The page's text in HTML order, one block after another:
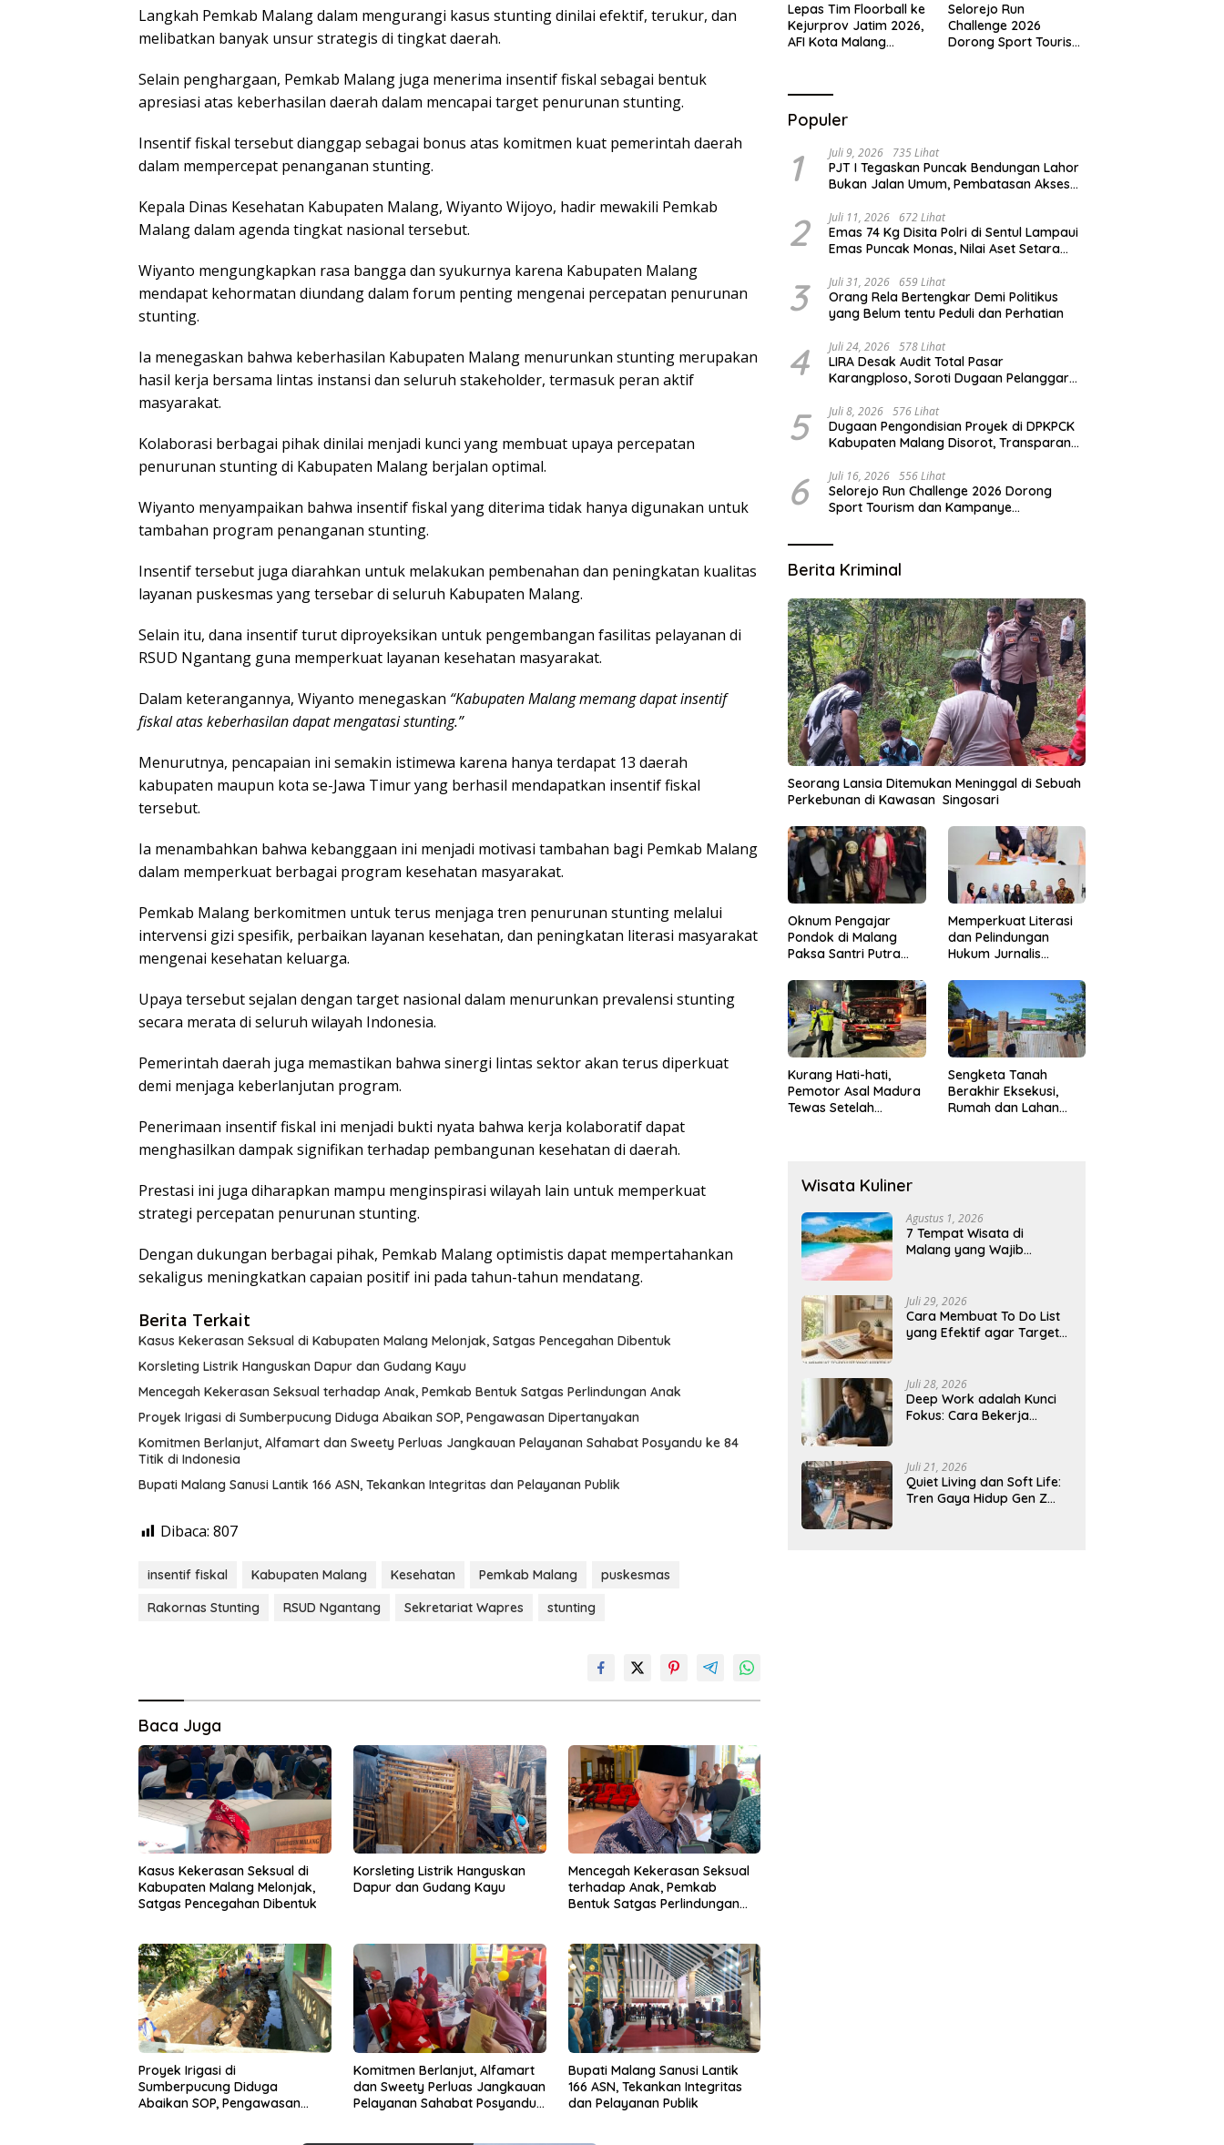
Langkah Pemkab Malang dalam mengurangi kasus stunting dinilai efektif, terukur, dan
melibatkan banyak unsur strategis di tingkat daerah.
Selain penghargaan, Pemkab Malang juga menerima insentif fiskal sebagai bentuk
apresiasi atas keberhasilan daerah dalam mencapai target penurunan stunting.
Insentif fiskal tersebut dianggap sebagai bonus atas komitmen kuat pemerintah daerah
dalam mempercepat penanganan stunting.
Kepala Dinas Kesehatan Kabupaten Malang, Wiyanto Wijoyo, hadir mewakili Pemkab
Malang dalam agenda tingkat nasional tersebut.
Wiyanto mengungkapkan rasa bangga dan syukurnya karena Kabupaten Malang
mendapat kehormatan diundang dalam forum penting mengenai percepatan penurunan
stunting.
Ia menegaskan bahwa keberhasilan Kabupaten Malang menurunkan stunting merupakan
hasil kerja bersama lintas instansi dan seluruh stakeholder, termasuk peran aktif
masyarakat.
Kolaborasi berbagai pihak dinilai menjadi kunci yang membuat upaya percepatan
penurunan stunting di Kabupaten Malang berjalan optimal.
Wiyanto menyampaikan bahwa insentif fiskal yang diterima tidak hanya digunakan untuk
tambahan program penanganan stunting.
Insentif tersebut juga diarahkan untuk melakukan pembenahan dan peningkatan kualitas
layanan puskesmas yang tersebar di seluruh Kabupaten Malang.
Selain itu, dana insentif turut diproyeksikan untuk pengembangan fasilitas pelayanan di
RSUD Ngantang guna memperkuat layanan kesehatan masyarakat.
Dalam keterangannya, Wiyanto menegaskan “Kabupaten Malang memang dapat insentif
fiskal atas keberhasilan dapat mengatasi stunting.”
Menurutnya, pencapaian ini semakin istimewa karena hanya terdapat 13 daerah
kabupaten maupun kota se-Jawa Timur yang berhasil mendapatkan insentif fiskal
tersebut.
Ia menambahkan bahwa kebanggaan ini menjadi motivasi tambahan bagi Pemkab Malang
dalam memperkuat berbagai program kesehatan masyarakat.
Pemkab Malang berkomitmen untuk terus menjaga tren penurunan stunting melalui
intervensi gizi spesifik, perbaikan layanan kesehatan, dan peningkatan literasi masyarakat
mengenai kesehatan keluarga.
Upaya tersebut sejalan dengan target nasional dalam menurunkan prevalensi stunting
secara merata di seluruh wilayah Indonesia.
Pemerintah daerah juga memastikan bahwa sinergi lintas sektor akan terus diperkuat
demi menjaga keberlanjutan program.
Penerimaan insentif fiskal ini menjadi bukti nyata bahwa kerja kolaboratif dapat
menghasilkan dampak signifikan terhadap pembangunan kesehatan di daerah.
Prestasi ini juga diharapkan mampu menginspirasi wilayah lain untuk memperkuat
strategi percepatan penurunan stunting.
Dengan dukungan berbagai pihak, Pemkab Malang optimistis dapat mempertahankan
sekaligus meningkatkan capaian positif ini pada tahun-tahun mendatang.
Berita Terkait
Kasus Kekerasan Seksual di Kabupaten Malang Melonjak, Satgas Pencegahan Dibentuk
Korsleting Listrik Hanguskan Dapur dan Gudang Kayu
Mencegah Kekerasan Seksual terhadap Anak, Pemkab Bentuk Satgas Perlindungan Anak
Proyek Irigasi di Sumberpucung Diduga Abaikan SOP, Pengawasan Dipertanyakan
Komitmen Berlanjut, Alfamart dan Sweety Perluas Jangkauan Pelayanan Sahabat Posyandu ke 84
Titik di Indonesia
Bupati Malang Sanusi Lantik 166 ASN, Tekankan Integritas dan Pelayanan Publik
Dibaca: 807
insentif fiskal Kabupaten Malang Kesehatan Pemkab Malang
puskesmas
Rakornas Stunting
RSUD Ngantang Sekretariat Wapres stunting
Baca Juga
Kasus Kekerasan Seksual di
Kabupaten Malang Melonjak,
Satgas Pencegahan Dibentuk
Korsleting Listrik Hanguskan
Dapur dan Gudang Kayu
Mencegah Kekerasan Seksual
terhadap Anak, Pemkab
Bentuk Satgas Perlindungan
Proyek Irigasi di
Sumberpucung Diduga
Abaikan SOP, Pengawasan
Komitmen Berlanjut, Alfamart
dan Sweety Perluas Jangkauan
Pelayanan Sahabat Posyandu
Bupati Malang Sanusi Lantik
166 ASN, Tekankan Integritas
dan Pelayanan Publik
Lepas Tim Floorball ke
Kejurprov Jatim 2026,
AFI Kota Malang
Selorejo Run
Challenge 2026
Dorong Sport Tourism
Populer
1 Juli 9, 2026 735 Lihat
PJT I Tegaskan Puncak Bendungan Lahor
Bukan Jalan Umum, Pembatasan Akses
2 Juli 11, 2026 672 Lihat
Emas 74 Kg Disita Polri di Sentul Lampaui
Emas Puncak Monas, Nilai Aset Setara
3 Juli 31, 2026 659 Lihat
Orang Rela Bertengkar Demi Politikus
yang Belum tentu Peduli dan Perhatian
4 Juli 24, 2026 578 Lihat
LIRA Desak Audit Total Pasar
Karangploso, Soroti Dugaan Pelanggaran
5 Juli 8, 2026 576 Lihat
Dugaan Pengondisian Proyek di DPKPCK
Kabupaten Malang Disorot, Transparansi
6 Juli 16, 2026 556 Lihat
Selorejo Run Challenge 2026 Dorong
Sport Tourism dan Kampanye
Berita Kriminal
Seorang Lansia Ditemukan Meninggal di Sebuah
Perkebunan di Kawasan Singosari
Oknum Pengajar
Pondok di Malang
Paksa Santri Putra
Memperkuat Literasi
dan Pelindungan
Hukum Jurnalis
Hukumonline
Menyediakan Layanan
AI Gratis
Kurang Hati-hati,
Pemotor Asal Madura
Tewas Setelah
Sengketa Tanah
Berakhir Eksekusi,
Rumah dan Lahan
Wisata Kuliner
Agustus 1, 2026
7 Tempat Wisata di
Malang yang Wajib
Juli 29, 2026
Cara Membuat To Do List
yang Efektif agar Target
Juli 28, 2026
Deep Work adalah Kunci
Fokus: Cara Bekerja
Juli 21, 2026
Quiet Living dan Soft Life:
Tren Gaya Hidup Gen Z